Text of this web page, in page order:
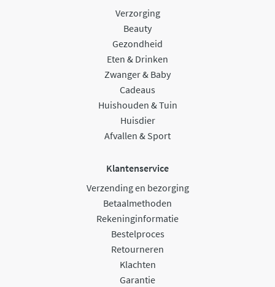
Verzorging
Beauty
Gezondheid
Eten & Drinken
Zwanger & Baby
Cadeaus
Huishouden & Tuin
Huisdier
Afvallen & Sport
Klantenservice
Verzending en bezorging
Betaalmethoden
Rekeninginformatie
Bestelproces
Retourneren
Klachten
Garantie